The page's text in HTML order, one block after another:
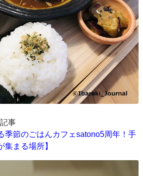
事
季節のごはんカフェsatono5周年！手
集まる場所】